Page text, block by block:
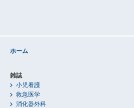
ホーム
雑誌
小児看護
救急医学
消化器外科